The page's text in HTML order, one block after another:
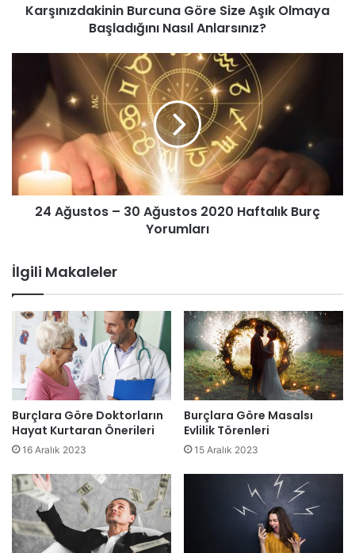
Karşınızdakinin Burcuna Göre Size Aşık Olmaya
Başladığını Nasıl Anlarsınız?
24 Ağustos – 30 Ağustos 2020 Haftalık Burç
Yorumları
İlgili Makaleler
Burçlara Göre Doktorların
Hayat Kurtaran Önerileri
16 Aralık 2023
Burçlara Göre Masalsı
Evlilik Törenleri
15 Aralık 2023